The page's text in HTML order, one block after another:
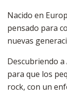
Nacido en
pensado para
nuevas
Descubriendo a
para que los
rock, con un